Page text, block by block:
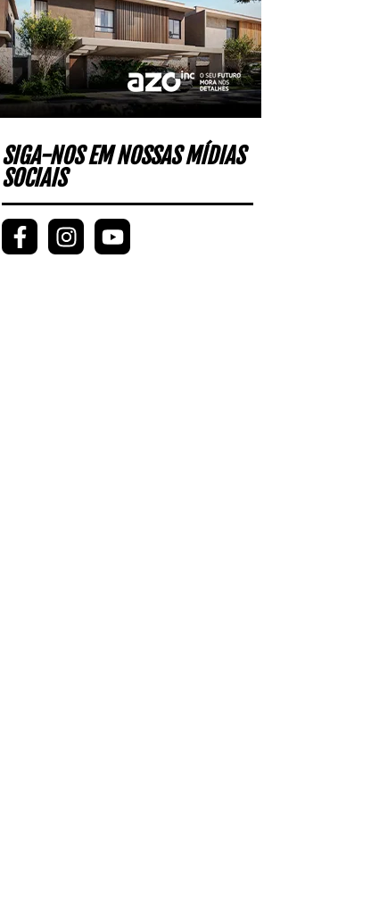
SIGA-NOS EM NOSSAS MÍDIAS
SOCIAIS